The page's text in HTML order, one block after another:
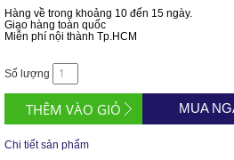
Hàng về trong khoảng 10 đến 15 ngày.
Giao hàng toàn quốc
Miễn phí nội thành Tp.HCM
Số lượng
MUA
Chi tiết sản phẩm